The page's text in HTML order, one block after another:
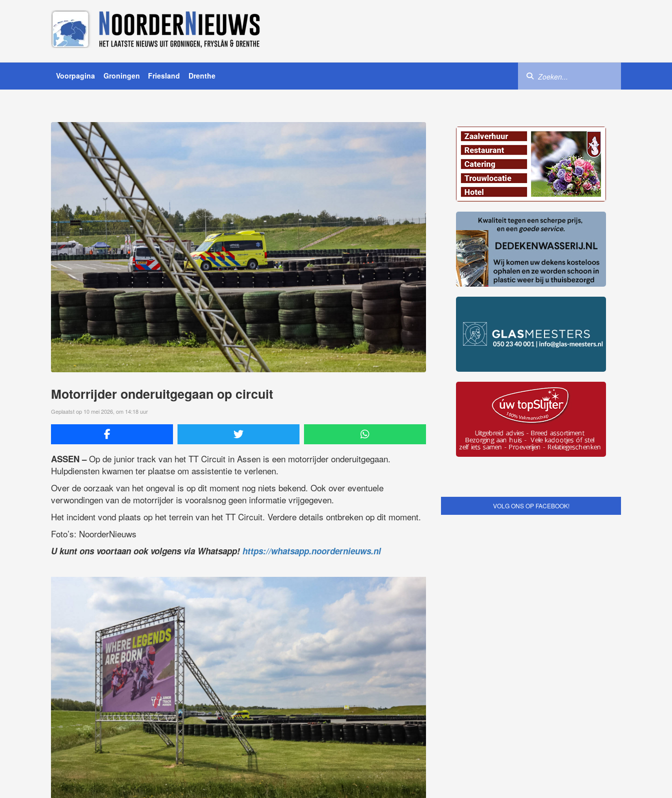
Voorpagina Groningen Friesland Drenthe
Motorrijder onderuitgegaan op circuit
Geplaatst op 10 mei 2026, om 14:18 uur
ASSEN –Op de junior track van het TT Circuit in Assen is een motorrijder onderuitgegaan.
Hulpdiensten kwamen ter plaatse om assistentie te verlenen.
Over de oorzaak van het ongeval is op dit moment nog niets bekend. Ook over eventuele
verwondingen van de motorrijder is vooralsnog geen informatie vrijgegeven.
Het incident vond plaats op het terrein van het TT Circuit. Verdere details ontbreken op dit moment.
Foto’s: NoorderNieuws
U kunt ons voortaan ook volgens via Whatsapp! https://whatsapp.noordernieuws.nl
VOLG ONS OP FACEBOOK!